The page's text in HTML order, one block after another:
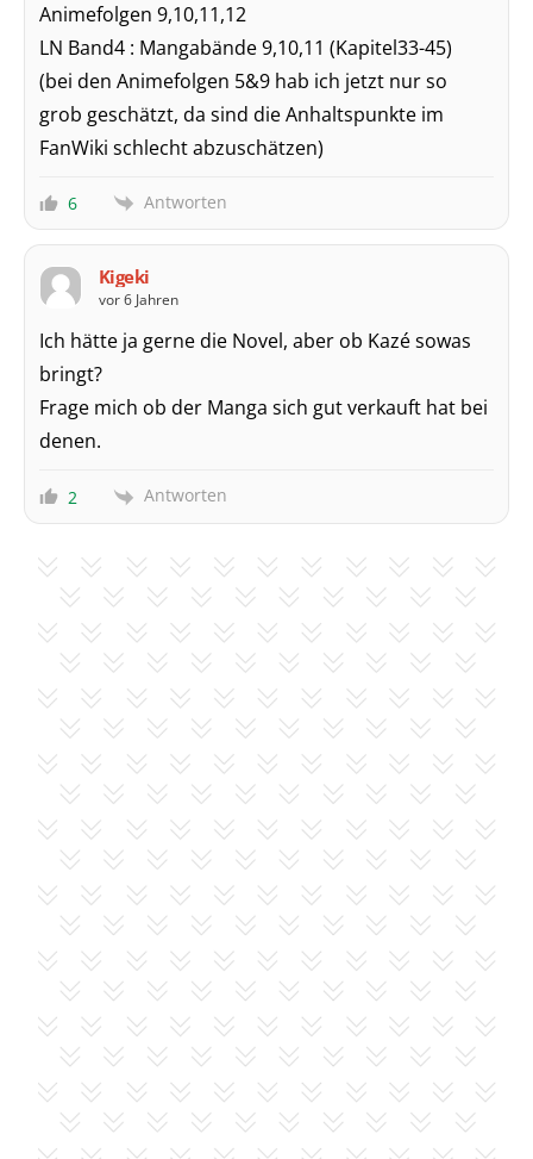
Animefolgen 9,10,11,12
LN Band4 : Mangabände 9,10,11 (Kapitel33-45)
(bei den Animefolgen 5&9 hab ich jetzt nur so
grob geschätzt, da sind die Anhaltspunkte im
FanWiki schlecht abzuschätzen)
6 Antworten
Kigeki
vor 6 Jahren
Ich hätte ja gerne die Novel, aber ob Kazé sowas
bringt?
Frage mich ob der Manga sich gut verkauft hat bei
denen.
2 Antworten